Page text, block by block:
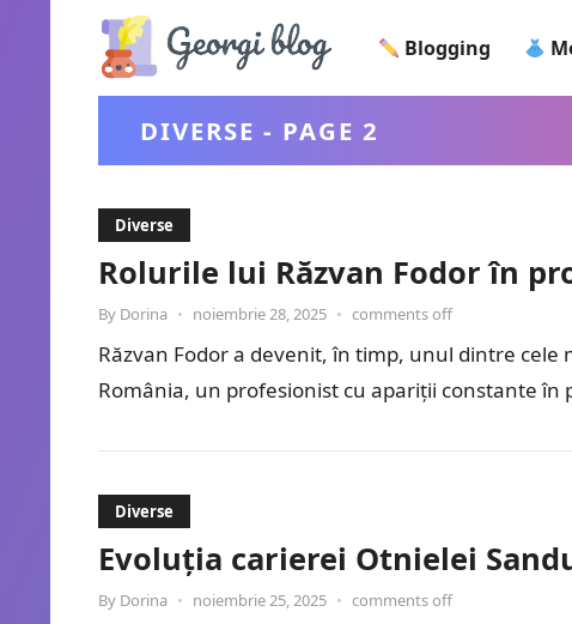
Blogging
DIVERSE - PAGE 2
Diverse
Rolurile lui Răzvan Fodor în
By Dorina • noiembrie 28, 2025 • comments off
Răzvan Fodor a devenit, în timp, unul dintre
România, un profesionist cu apariții constante în
Diverse
Evoluția carierei Otnielei
By Dorina • noiembrie 25, 2025 • comments off